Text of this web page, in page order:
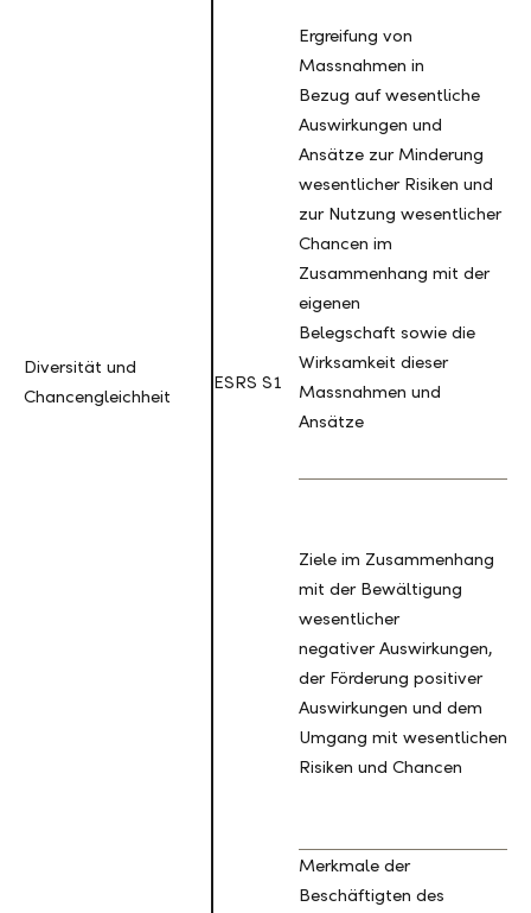
Diversität und
Chancengleichheit
ESRS S1
Ergreifung von
Massnahmen in
Bezug auf wesentliche
Auswirkungen und
Ansätze zur Minderung
wesentlicher Risiken und
zur Nutzung wesentlicher
Chancen im
Zusammenhang mit der
eigenen
Belegschaft sowie die
Wirksamkeit dieser
Massnahmen und
Ansätze
Ziele im Zusammenhang
mit der Bewältigung
wesentlicher
negativer Auswirkungen,
der Förderung positiver
Auswirkungen und dem
Umgang mit wesentlichen
Risiken und Chancen
Merkmale der
Beschäftigten des
Diversität und
Chancengleichheit